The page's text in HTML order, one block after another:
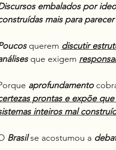
embalados por
mais para
querem discutir
que exigem
aprofundamento
prontas e expõe
inteiros mal
Brasil se acostumou a